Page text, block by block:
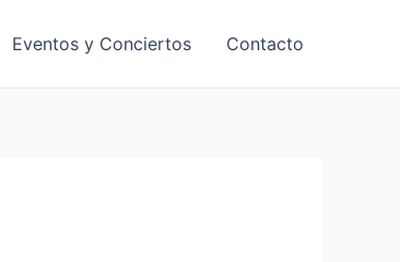
Eventos y Conciertos Contacto